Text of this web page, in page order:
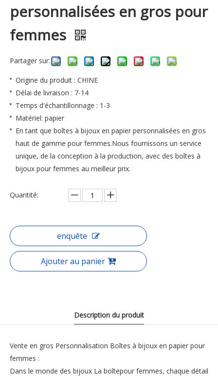
personnalisées en gros pour
femmes
Partager sur:
Origine du produit : CHINE
Délai de livraison : 7-14
Temps d'échantillonnage : 1-3
Matériel: papier
En tant que boîtes à bijoux en papier personnalisées en gros
haut de gamme pour femmes.Nous fournissons un service
unique, de la conception à la production, avec des boîtes à
bijoux pour femmes au meilleur prix.
Quantité:
enquête
Ajouter au panier
Description du produit
Vente en gros Personnalisation Boîtes à bijoux en papier pour
femmes :
Dans le monde des bijoux La boîtepour femmes, chaque détail